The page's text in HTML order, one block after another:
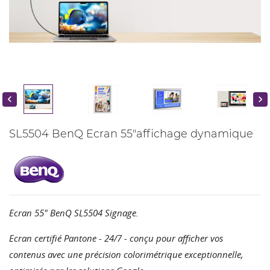
 
SL5504 BenQ Ecran 55"affichage dynamique
Ecran 55" BenQ SL5504 Signage.
Ecran certifié Pantone - 24/7 - conçu pour afficher vos
contenus avec une précision colorimétrique exceptionnelle,